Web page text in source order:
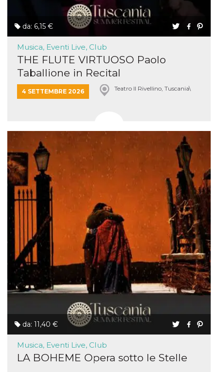
da: 6,15 €
Musica, Eventi Live, Club
THE FLUTE VIRTUOSO Paolo
Taballione in Recital
4 SETTEMBRE 2026 Teatro Il Rivellino, Tuscania\
da: 11,40 €
Musica, Eventi Live, Club
LA BOHEME Opera sotto le Stelle